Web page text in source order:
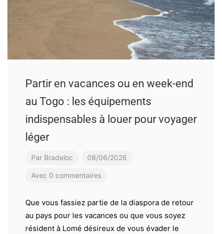
Partir en vacances ou en week-end
au Togo : les équipements
indispensables à louer pour voyager
léger
Par Bradeloc 08/06/2026
Avec 0 commentaires
Que vous fassiez partie de la diaspora de retour
au pays pour les vacances ou que vous soyez
résident à Lomé désireux de vous évader le